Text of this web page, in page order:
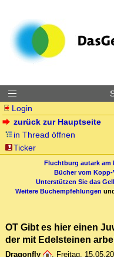
Login
zurück zur Hauptseite
in Thread öffnen
Ticker
Fluchtburg autark am
Bücher vom
Unterstützen Sie das
Weitere Buchempfehlungen
OT Gibt es hier einen
der mit Edelsteinen
Dragonfly , Freitag,